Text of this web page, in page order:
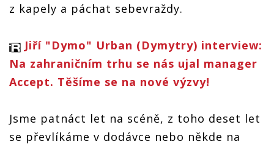
z kapely a páchat sebevraždy.
Jiří "Dymo" Urban (Dymytry) interview:
Na zahraničním trhu se nás ujal manager
Accept. Těšíme se na nové výzvy!
Jsme patnáct let na scéně, z toho deset let
se převlíkáme v dodávce nebo někde na